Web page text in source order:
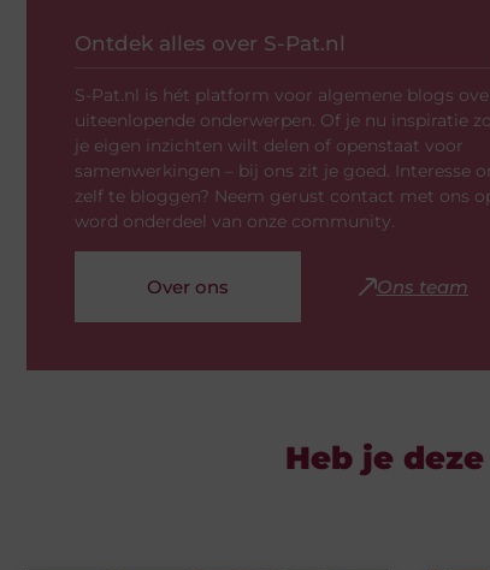
Ontdek alles over S-Pat.nl
S-Pat.nl is hét platform voor algemene blogs
uiteenlopende onderwerpen. Of je nu inspiratie
je eigen inzichten wilt delen of openstaat voor
samenwerkingen – bij ons zit je goed. Interesse
zelf te bloggen? Neem gerust contact met ons
word onderdeel van onze community.
Over ons Ons team
Heb je deze